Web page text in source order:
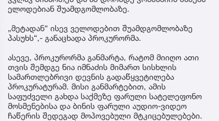
ელოდებიან შუამდგომლობაზე.
„მეტადან“ ისევ ველოდებით შუამდგომლობაზე
პასუხს“,- განაცხადა პროკურორმა.
ასევე, პროკურორმა განმარტა, რატომ მიიღო ათი
თვის შემდგე ნია იმნაძის მიმართ სისხლის
სამართლებრივი დევნის გადაწყვეტილება
პროკურატურამ. მისი განმარტებით, ამის
საფუძველი გახდა საქმეზე ფარული სატელეფონო
მოსმენებისა და ბინის ფარული აუდიო-ვიდეო
ჩაწერის შედეგად მოპოვებული მტკიცებულებები.